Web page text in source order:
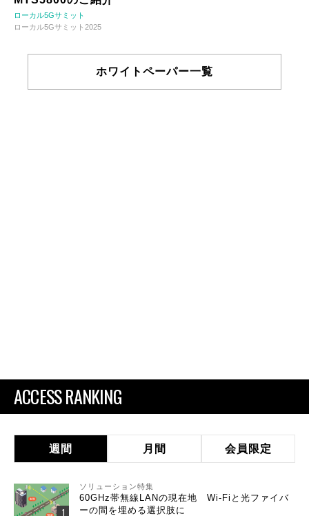
ローカル5Gサミット
ローカル5Gサミット2025
ホワイトペーパー一覧
ACCESS RANKING
週間 月間 会員限定
ソリューション特集
60GHz帯無線LANの現在地 Wi-Fiと光ファイバ
ーの間を埋める選択肢に